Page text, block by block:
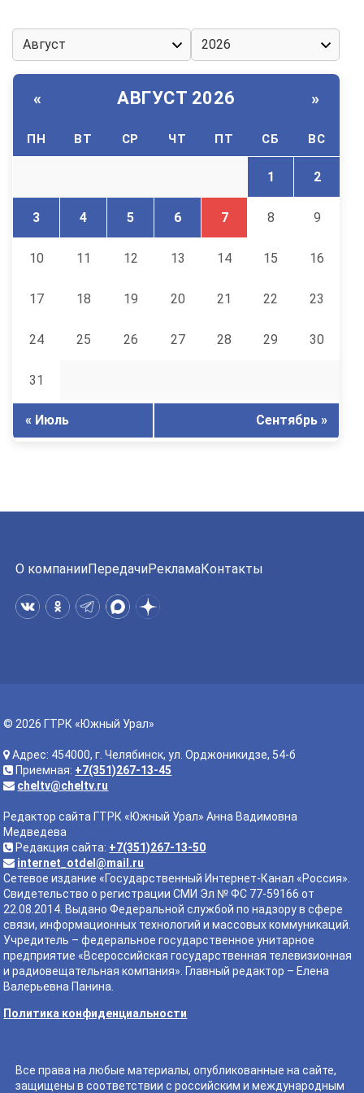
« АВГУСТ 2026 »
ПН ВТ СР ЧТ ПТ СБ ВС
1 2
3 4 5 6 7 8 9
10 11 12 13 14 15 16
17 18 19 20 21 22 23
24 25 26 27 28 29 30
31
« Июль Сентябрь »
О компанииПередачиРекламаКонтакты
© 2026 ГТРК «Южный Урал»
Адрес: 454000, г. Челябинск, ул. Орджоникидзе, 54-б
Приемная: +7(351)267-13-45
cheltv@cheltv.ru
Редактор сайта ГТРК «Южный Урал» Анна Вадимовна
Медведева
Редакция сайта: +7(351)267-13-50
internet_otdel@mail.ru
Сетевое издание «Государственный Интернет-Канал «Россия».
Свидетельство о регистрации СМИ Эл № ФС 77-59166 от
22.08.2014. Выдано Федеральной службой по надзору в сфере
связи, информационных технологий и массовых коммуникаций.
Учредитель – федеральное государственное унитарное
предприятие «Всероссийская государственная телевизионная
и радиовещательная компания». Главный редактор – Елена
Валерьевна Панина.
Политика конфиденциальности
Все права на любые материалы, опубликованные на сайте,
защищены в соответствии с российским и международным